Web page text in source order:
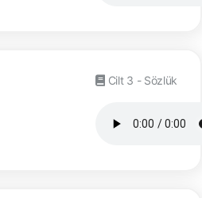
Cilt 3 - Sözlük